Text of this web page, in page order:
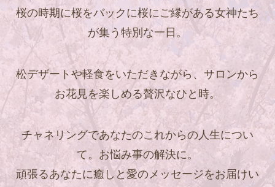
桜の時期に桜をバックに桜にご縁がある女神たち
が集う特別な一日。
松デザートや軽食をいただきながら、サロンから
お花見を楽しめる贅沢なひと時。
チャネリングであなたのこれからの人生につい
て。お悩み事の解決に。
頑張るあなたに癒しと愛のメッセージをお届けい